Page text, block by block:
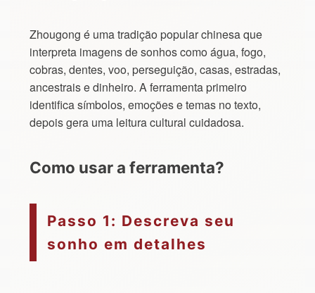
Zhougong é uma tradição popular chinesa que
interpreta imagens de sonhos como água, fogo,
cobras, dentes, voo, perseguição, casas, estradas,
ancestrais e dinheiro. A ferramenta primeiro
identifica símbolos, emoções e temas no texto,
depois gera uma leitura cultural cuidadosa.
Como usar a ferramenta?
Passo 1: Descreva seu
sonho em detalhes